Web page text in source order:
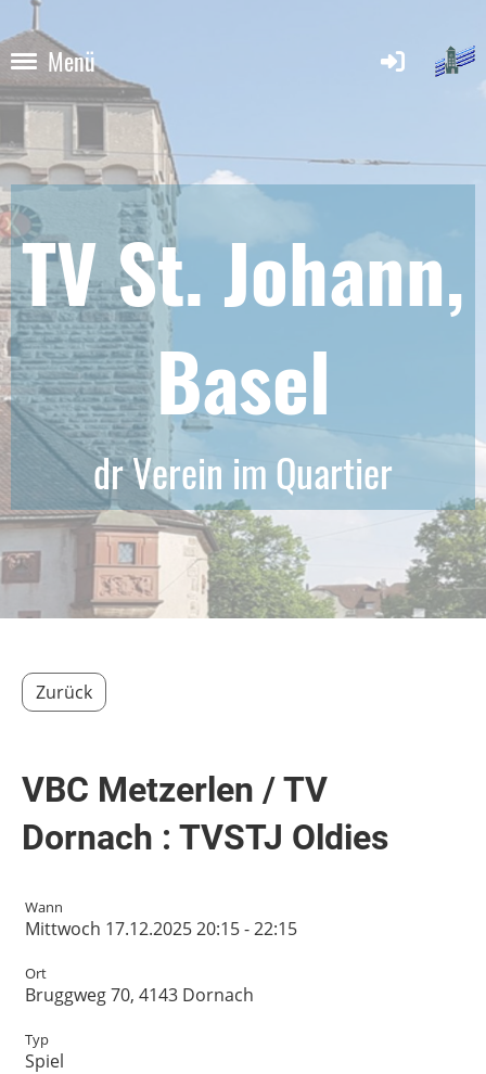
Menü
TV St. Johann,
Basel
dr Verein im Quartier
Zurück
VBC Metzerlen / TV
Dornach : TVSTJ Oldies
Wann
Mittwoch 17.12.2025 20:15 - 22:15
Ort
Bruggweg 70, 4143 Dornach
Typ
Spiel